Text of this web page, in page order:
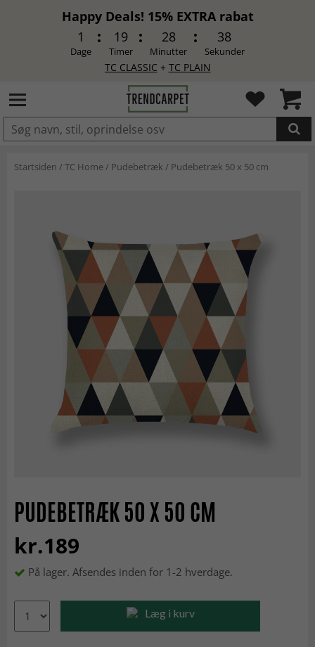
Happy Deals! 15% EXTRA rabat
1
Dage
19
Timer
28
Minutter
38
Sekunder
TC CLASSIC + TC PLAIN
LAGT I INDKØBSKURVEN.
Startsiden /TC Home/ Pudebetræk / Pudebetræk 50 x 50 cm
PUDEBETRÆK 50 X 50 CM
kr.189
På lager. Afsendes inden for 1-2 hverdage.
Læg i kurv